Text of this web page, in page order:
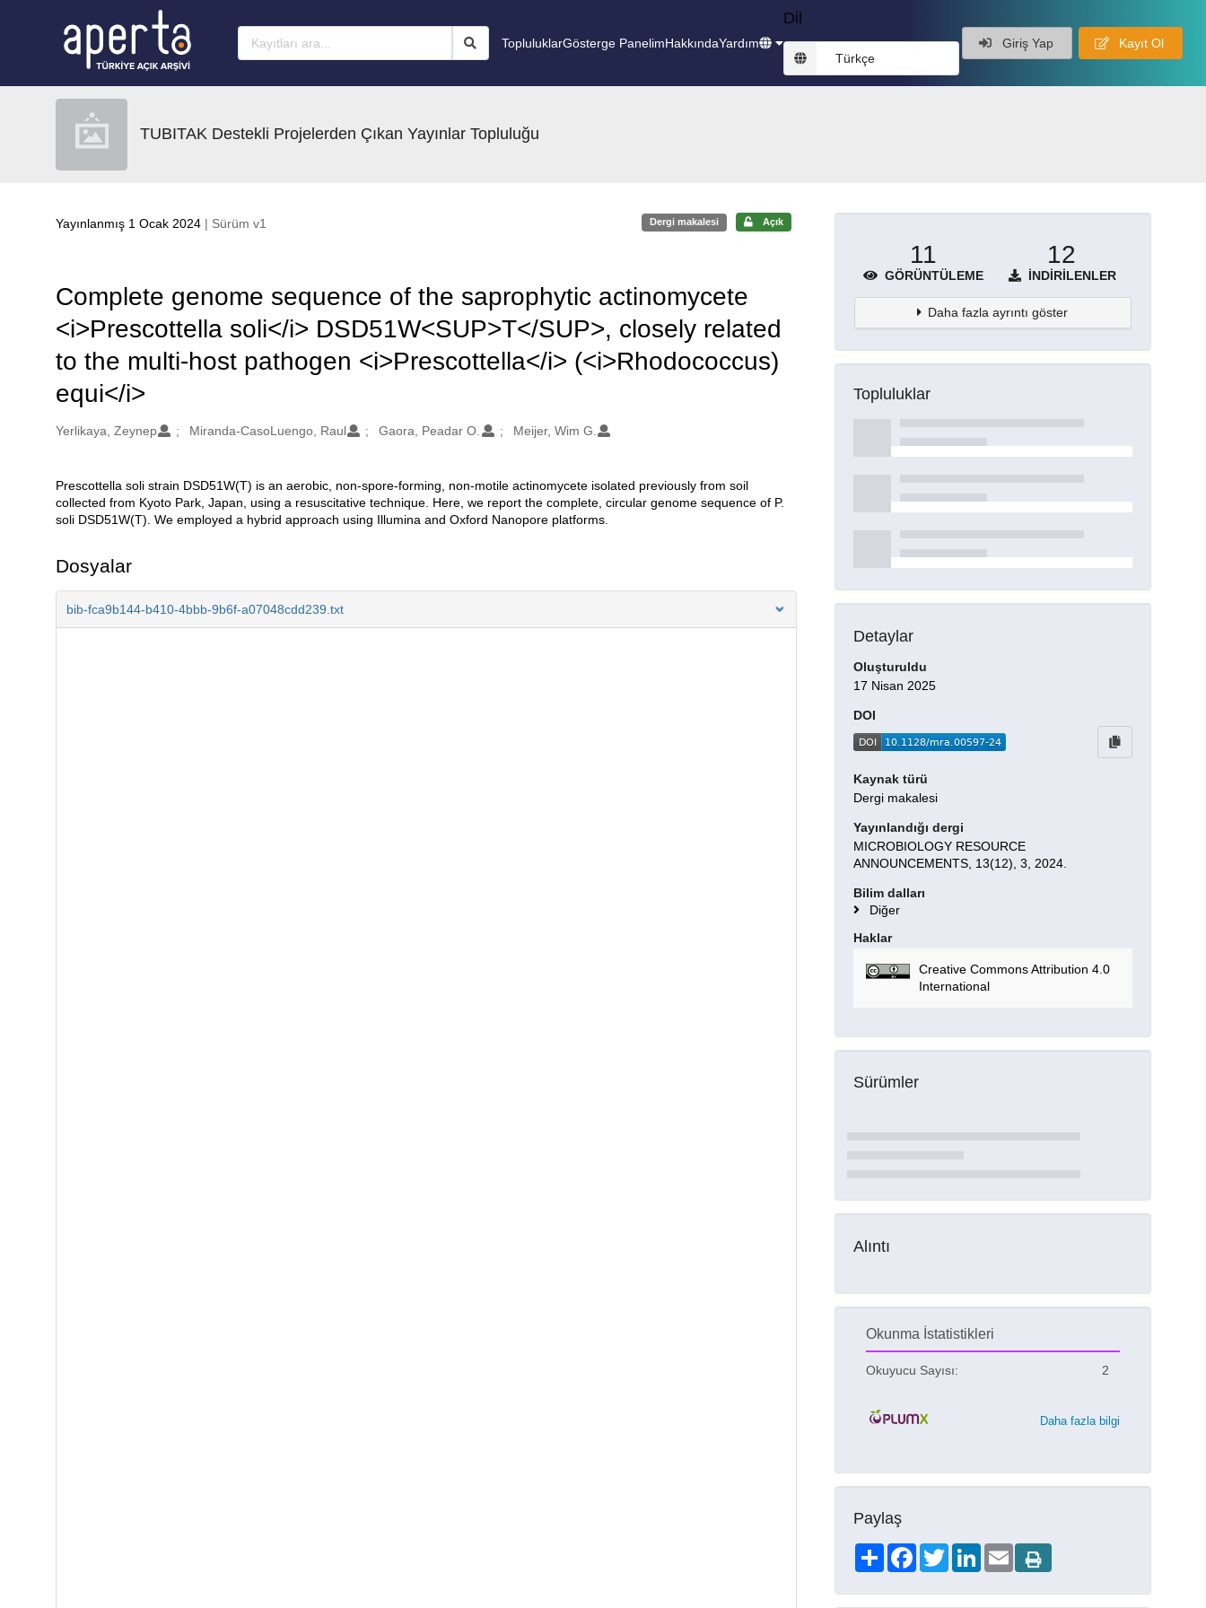
TopluluklarGösterge PanelimHakkındaYardım
Dil
Türkçe
Giriş Yap Kayıt Ol
TUBITAK Destekli Projelerden Çıkan Yayınlar Topluluğu
Yayınlanmış 1 Ocak 2024 | Sürüm v1 Dergi makalesi Açık
Complete genome sequence of the saprophytic actinomycete
<i>Prescottella soli</i> DSD51W<SUP>T</SUP>, closely related
to the multi-host pathogen <i>Prescottella</i> (<i>Rhodococcus)
equi</i>
Oluşturanlar
Yerlikaya, Zeynep Miranda-CasoLuengo, Raul Gaora, Peadar O. Meijer, Wim G.
Açıklama
Prescottella soli strain DSD51W(T) is an aerobic, non-spore-forming, non-motile actinomycete isolated previously from soil
collected from Kyoto Park, Japan, using a resuscitative technique. Here, we report the complete, circular genome sequence of P.
soli DSD51W(T). We employed a hybrid approach using Illumina and Oxford Nanopore platforms.
Dosyalar
bib-fca9b144-b410-4bbb-9b6f-a07048cdd239.txt
11
GÖRÜNTÜLEME
12
İNDIRILENLER
Daha fazla ayrıntı göster
Topluluklar
Detaylar
Oluşturuldu
17 Nisan 2025
DOI
Kaynak türü
Dergi makalesi
Yayınlandığı dergi
MICROBIOLOGY RESOURCE
ANNOUNCEMENTS, 13(12), 3, 2024.
Bilim dalları
Diğer
Haklar
Creative Commons Attribution 4.0
International
Sürümler
Alıntı
Okunma İstatistikleri
Okuyucu Sayısı: 2
Daha fazla bilgi
Paylaş
ShareFacebookTwitterLinkedIn
Email